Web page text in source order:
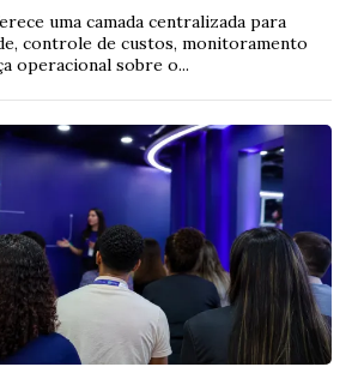
uma camada centralizada para
controle de custos, monitoramento
operacional sobre o...